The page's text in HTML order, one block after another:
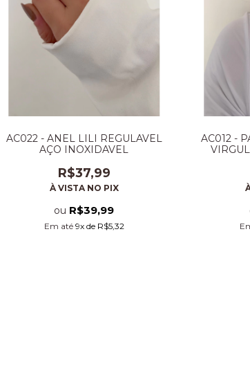
AC022 - ANEL LILI REGULAVEL
AÇO INOXIDAVEL
R$37,99
À VISTA NO PIX
ou R$39,99
Em até 9x de R$5,32
AC012 -